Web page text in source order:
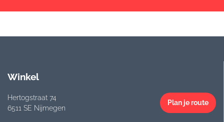
Winkel
Hertogstraat 74
6511 SE Nijmegen
Plan je route